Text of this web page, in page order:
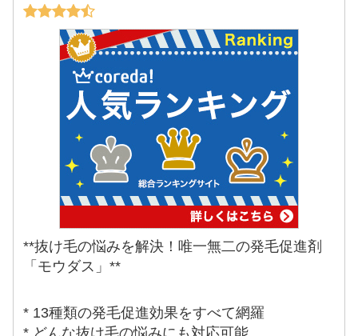
**抜け毛の悩みを解決！唯一無二の発毛促進剤
「モウダス」**
* 13種類の発毛促進効果をすべて網羅
* どんな抜け毛の悩みにも対応可能